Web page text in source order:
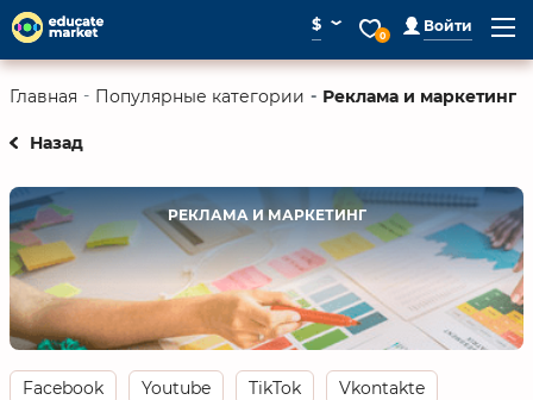
$ ⌄
0
Войти
Главная Популярные категории Реклама и маркетинг
Назад
РЕКЛАМА И МАРКЕТИНГ
Facebook Youtube TikTok
Vkontakte